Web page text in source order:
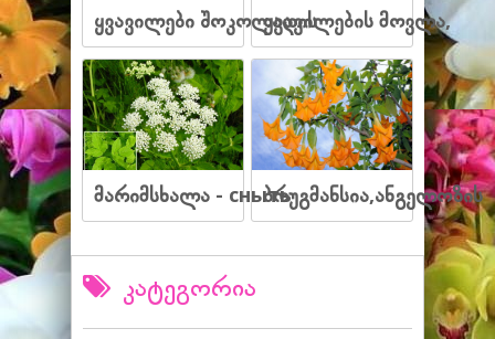
ყვავილები შოკოლადისყვავილების მოვლა,
მარიმსხალა - снытьბრუგმანსია,ანგელოზის
კატეგორია